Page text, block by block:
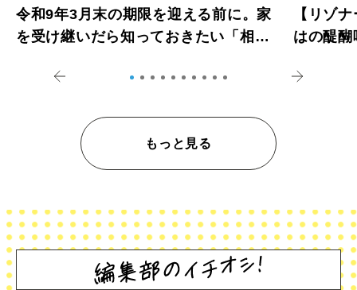
令和9年3月末の期限を迎える前に。家
を受け継いだら知っておきたい「相続
【リゾ
はの醍
もっと見る